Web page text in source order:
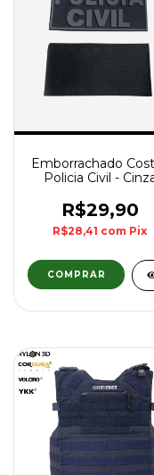
Emborrachado
Policia Civil -
R$29,90
R$28,41 com Pix